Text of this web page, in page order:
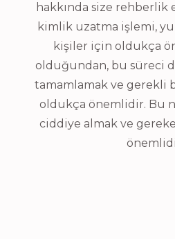
hakkında size rehberlik
kimlik uzatma işlemi,
kişiler için oldukça
olduğundan, bu süreci
tamamlamak ve gerekli
oldukça önemlidir. Bu
ciddiye almak ve